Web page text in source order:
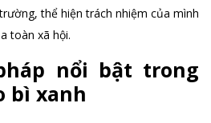
thể hiện trách nhiệm của mình
toàn xã hội.
nổi bật trong
bì xanh